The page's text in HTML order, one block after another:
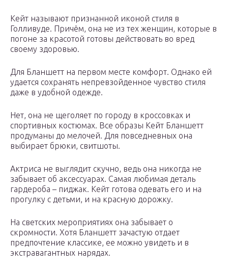
Кейт называют признанной иконой стиля в
Голливуде. Причём, она не из тех женщин, которые в
погоне за красотой готовы действовать во вред
своему здоровью.
Для Бланшетт на первом месте комфорт. Однако ей
удается сохранять непревзойденное чувство стиля
даже в удобной одежде.
Нет, она не щеголяет по городу в кроссовках и
спортивных костюмах. Все образы Кейт Бланшетт
продуманы до мелочей. Для повседневных она
выбирает брюки, свитшоты.
Актриса не выглядит скучно, ведь она никогда не
забывает об аксессуарах. Самая любимая деталь
гардероба – пиджак. Кейт готова одевать его и на
прогулку с детьми, и на красную дорожку.
На светских мероприятиях она забывает о
скромности. Хотя Бланшетт зачастую отдает
предпочтение классике, ее можно увидеть и в
экстравагантных нарядах.